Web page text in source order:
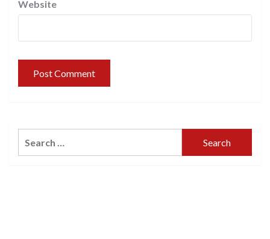
Website